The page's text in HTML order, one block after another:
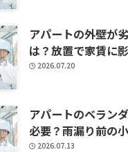
アパートの外壁が
は？放置で家賃に
2026.07.20
アパートのベラン
必要？雨漏り前の
2026.07.13